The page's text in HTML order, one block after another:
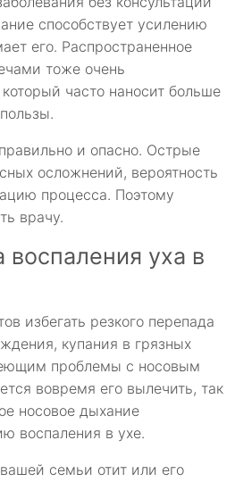
способствует усилению
его. Распространенное
тоже очень
часто наносит больше
и опасно. Острые
осложнений, вероятность
процесса. Поэтому
врачу.
воспаления уха в
избегать резкого перепада
купания в грязных
проблемы с носовым
вовремя его вылечить, так
носовое дыхание
воспаления в ухе.
семьи отит или его